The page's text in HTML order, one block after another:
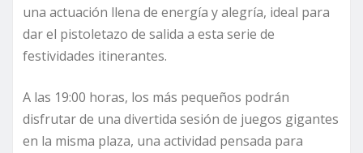
una actuación llena de energía y alegría, ideal para
dar el pistoletazo de salida a esta serie de
festividades itinerantes.
A las 19:00 horas, los más pequeños podrán
disfrutar de una divertida sesión de juegos gigantes
en la misma plaza, una actividad pensada para